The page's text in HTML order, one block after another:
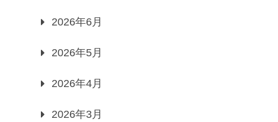
2026年6月
2026年5月
2026年4月
2026年3月